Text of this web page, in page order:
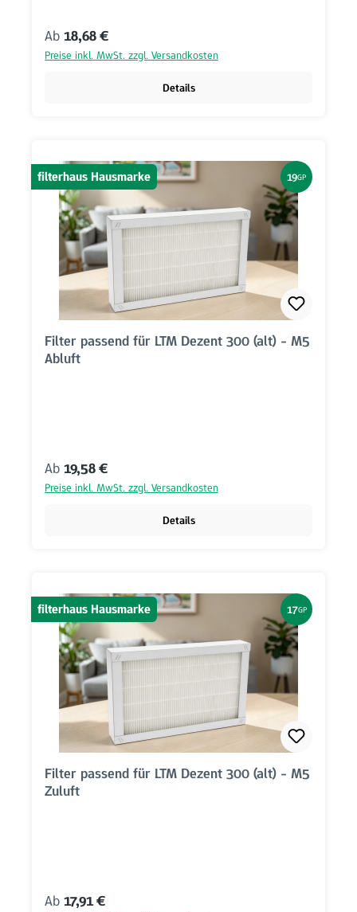
Regulärer Preis:
Ab 18,68 €
Preise inkl. MwSt. zzgl. Versandkosten
Details
filterhaus Hausmarke 19GP
Filter passend für LTM Dezent 300 (alt) - M5
Abluft
Regulärer Preis:
Ab 19,58 €
Preise inkl. MwSt. zzgl. Versandkosten
Details
filterhaus Hausmarke 17GP
Filter passend für LTM Dezent 300 (alt) - M5
Zuluft
Regulärer Preis:
Ab 17,91 €